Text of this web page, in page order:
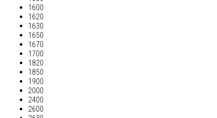
1600
1620
1630
1650
1670
1700
1820
1850
1900
2000
2400
2600